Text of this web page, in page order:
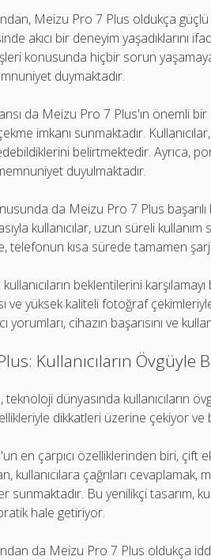
Meizu Pro 7 Plus oldukça
akıcı bir deneyim yaşadıklarını
konusunda hiçbir sorun
duymaktadır.
da Meizu Pro 7 Plus'ın önemli
imkanı sunmaktadır.
belirtmektedir. Ayrıca,
duyulmaktadır.
da Meizu Pro 7 Plus
kullanıcılar, uzun süreli
telefonun kısa sürede tamamen
beklentilerini
ve yüksek kaliteli fotoğraf
yorumları, cihazın başarısını ve
Kullanıcıların Övgüyle
dünyasında kullanıcıların
dikkatleri üzerine çekiyor
en çarpıcı özelliklerinden biri, çift
kullanıcılara çağrıları cevaplamak,
sunmaktadır. Bu yenilikçi tasarım,
hale getiriyor.
da Meizu Pro 7 Plus oldukça